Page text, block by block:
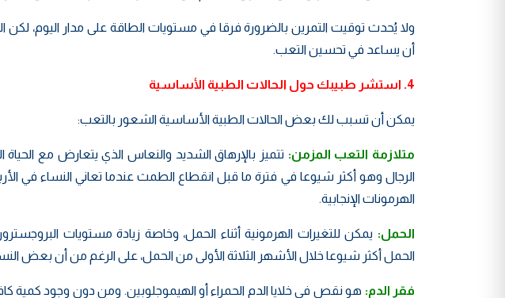
ولا يُحدث توقيت التمرين بالضرورة فرقا في مستويات الطاقة على مدار اليوم، لكن
أن يساعد في تحسين التعب.
4. استشر طبيبك حول الحالات الطبية الأساسية
يمكن أن تسبب لك بعض الحالات الطبية الأساسية الشعور بالتعب:
متلازمة التعب المزمن: تتميز بالإرهاق الشديد والنعاس الذي يتعارض مع
الرجال وهو أكثر شيوعا في فترة ما قبل انقطاع الطمث عندما تعاني النساء في
الهرمونات الإنجابية.
الحمل: يمكن للتغيرات الهرمونية أثناء الحمل، وخاصة زيادة مستويات
الحمل أكثر شيوعا خلال الأشهر الثلاثة الأولى من الحمل، على الرغم من أن بعض
فقر الدم: هو نقص في خلايا الدم الحمراء أو الهيموجلوبين. ومن دون وجود كمية